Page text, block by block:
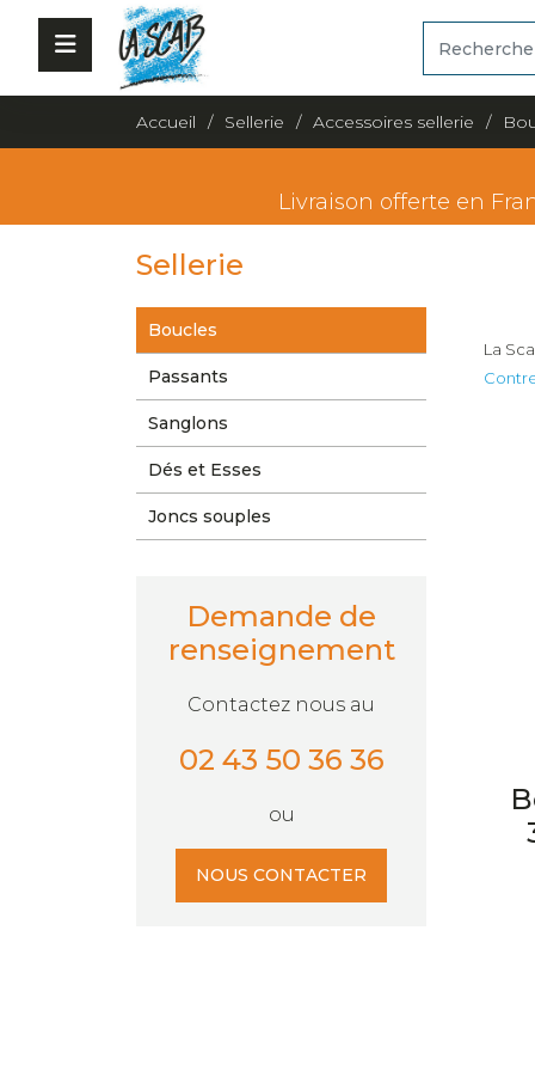
Accueil Sellerie Accessoires sellerie
Livraison offerte en
La
Sellerie
Boucles
Passants
Sanglons
Dés et Esses
Joncs souples
Demande de
renseignement
Contactez nous au
02 43 50 36 36
ou
NOUS CONTACTER